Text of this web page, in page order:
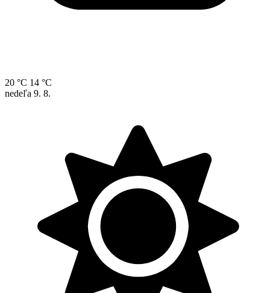
20 °C 14 °C
nedeľa 9. 8.